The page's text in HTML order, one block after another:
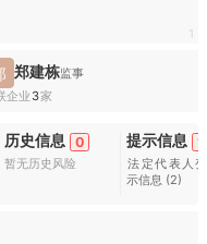
1
郑建栋监事
企业 3家
历史信息 0
暂无历史风险
提示信息
法定代表人
示信息 (2)